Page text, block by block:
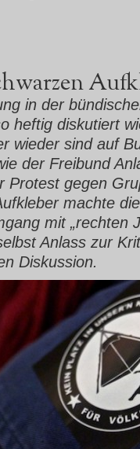
in der
heftig diskutiert
wieder sind auf
der Freibund
Protest gegen
machte
mit „rechten
Anlass zur
Diskussion.